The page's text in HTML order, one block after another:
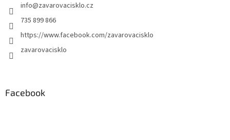
info@zavarovacisklo.cz
735 899 866
https://www.facebook.com/zavarovacisklo
zavarovacisklo
Facebook